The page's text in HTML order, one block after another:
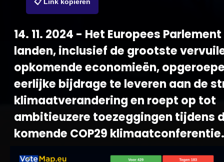
📋 Link kopiëren
14. 11. 2024 - Het Europees
landen, inclusief de grootste
opkomende economieën,
eerlijke bijdrage te leveren aan de
klimaatverandering en roept op tot
ambitieuzere toezeggingen tijdens
komende COP29 klimaatconferentie.